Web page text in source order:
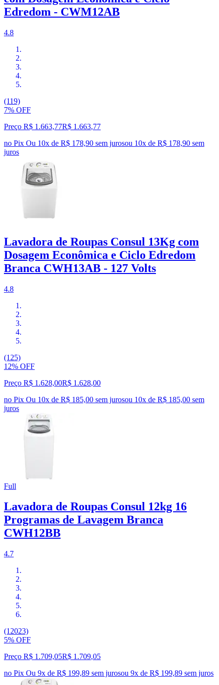
Edredom - CWM12AB
4.8
(119)
7% OFF
Preço R$ 1.663,77R$ 1.663,77
no Pix Ou 10x de R$ 178,90 sem jurosou 10x de R$ 178,90 sem
juros
Lavadora de Roupas Consul 13Kg com
Dosagem Econômica e Ciclo Edredom
Branca CWH13AB - 127 Volts
4.8
(125)
12% OFF
Preço R$ 1.628,00R$ 1.628,00
no Pix Ou 10x de R$ 185,00 sem jurosou 10x de R$ 185,00 sem
juros
Full
Lavadora de Roupas Consul 12kg 16
Programas de Lavagem Branca
CWH12BB
4.7
(12023)
5% OFF
Preço R$ 1.709,05R$ 1.709,05
no Pix Ou 9x de R$ 199,89 sem jurosou 9x de R$ 199,89 sem juros